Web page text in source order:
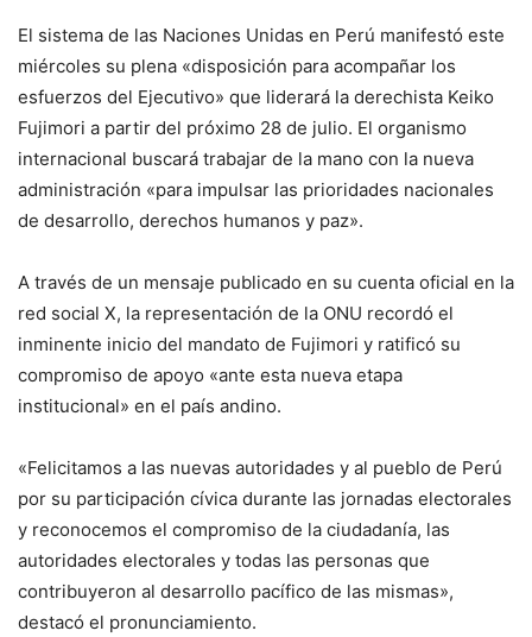
El sistema de las Naciones Unidas en Perú manifestó este
miércoles su plena «disposición para acompañar los
esfuerzos del Ejecutivo» que liderará la derechista Keiko
Fujimori a partir del próximo 28 de julio. El organismo
internacional buscará trabajar de la mano con la nueva
administración «para impulsar las prioridades nacionales
de desarrollo, derechos humanos y paz».
A través de un mensaje publicado en su cuenta oficial en la
red social X, la representación de la ONU recordó el
inminente inicio del mandato de Fujimori y ratificó su
compromiso de apoyo «ante esta nueva etapa
institucional» en el país andino.
«Felicitamos a las nuevas autoridades y al pueblo de Perú
por su participación cívica durante las jornadas electorales
y reconocemos el compromiso de la ciudadanía, las
autoridades electorales y todas las personas que
contribuyeron al desarrollo pacífico de las mismas»,
destacó el pronunciamiento.